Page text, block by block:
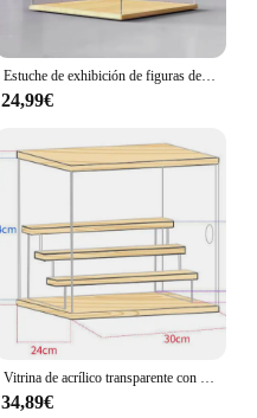
Estuche de exhibición de figuras de madera con luz Led, caja de almacenamiento de bloque de arcilla, acrílico transparente, protección contra el polvo
24,99€
34,89€